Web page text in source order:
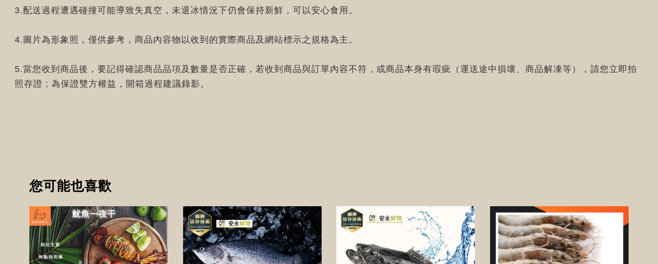
3.配送過程遭遇碰撞可能導致失真空，未退冰情況下仍會保持新鮮，可以安心食用。
4.圖片為形象照，僅供參考，商品內容物以收到的實際商品及網站標示之規格為主。
5.當您收到商品後，要記得確認商品品項及數量是否正確，若收到商品與訂單內容不符，或商品本身有瑕疵（運送途中損壞、商品解凍等），請您立即拍
照存證 ; 為保證雙方權益，開箱過程建議錄影。
您可能也喜歡